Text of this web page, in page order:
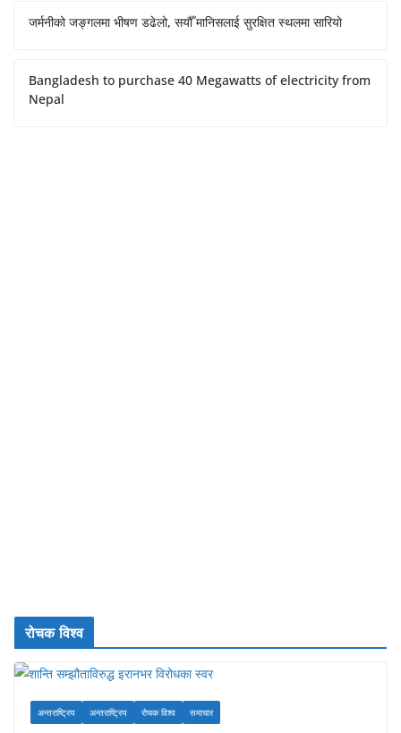
जर्मनीको जङ्गलमा भीषण डढेलो, सयौँ मानिसलाई सुरक्षित स्थलमा सारियो
Bangladesh to purchase 40 Megawatts of electricity from
Nepal
रोचक विश्व
अन्तराष्ट्रिय अन्तराष्ट्रिय रोचक विश्व समाचार